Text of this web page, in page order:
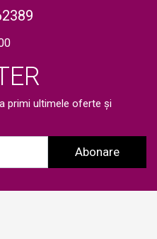
primi ultimele oferte și
Abonare